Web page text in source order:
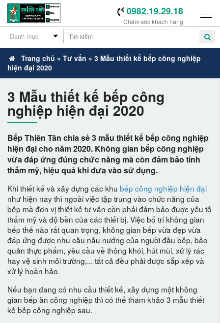
0982.19.29.18
Chăm sóc khách hàng
Trang chủ » Tư vấn » 3 Mẫu thiết kế bếp công nghiệp
hiện đại 2020
3 Mẫu thiết kế bếp công
nghiệp hiện đại 2020
Bếp Thiên Tân chia sẻ 3 mẫu thiết kế bếp công nghiệp
hiện đại cho năm 2020. Không gian bếp công nghiệp
vừa đáp ứng đúng chức năng mà còn đảm bảo tính
thẩm mỹ, hiệu quả khi đưa vào sử dụng.
Khi thiết kế và xây dựng các khu bếp công nghiệp hiện đại
như hiện nay thì ngoài việc tập trung vào chức năng của
bếp mà đơn vị thiết kế tư vấn còn phải đảm bảo được yếu tố
thẩm mỹ và độ bền của các thiết bị. Việc bố trí không gian
bếp thế nào rất quan trọng, không gian bếp vừa đẹp vừa
đáp ứng được nhu cầu nấu nướng của người đầu bếp, bảo
quản thực phẩm, yêu cầu về thông khói, hút mùi, xử lý rác
hay vệ sinh môi trường,... tất cả đều phải được sắp xếp và
xử lý hoàn hảo.
Nếu bạn đang có nhu cầu thiết kế, xây dựng một không
gian bếp ăn công nghiệp thì có thể tham khảo 3 mẫu thiết
kế bếp công nghiệp sau.